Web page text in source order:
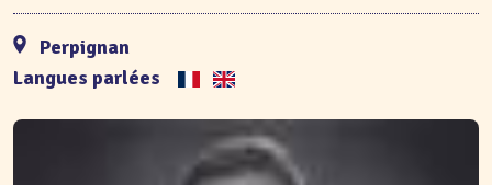
Perpignan
Langues parlées